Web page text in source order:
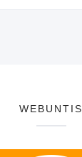
WEBUNTIS